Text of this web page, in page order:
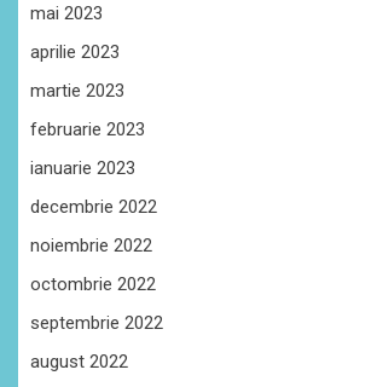
mai 2023
aprilie 2023
martie 2023
februarie 2023
ianuarie 2023
decembrie 2022
noiembrie 2022
octombrie 2022
septembrie 2022
august 2022